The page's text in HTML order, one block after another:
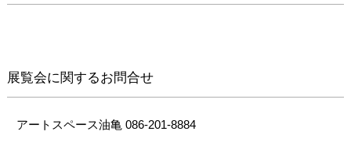
場には、読書のように静
かな物語を湛えた食器や
など、日常を楽しく彩る
展覧会に関するお問合せ
アートスペース油亀 086-201-8884